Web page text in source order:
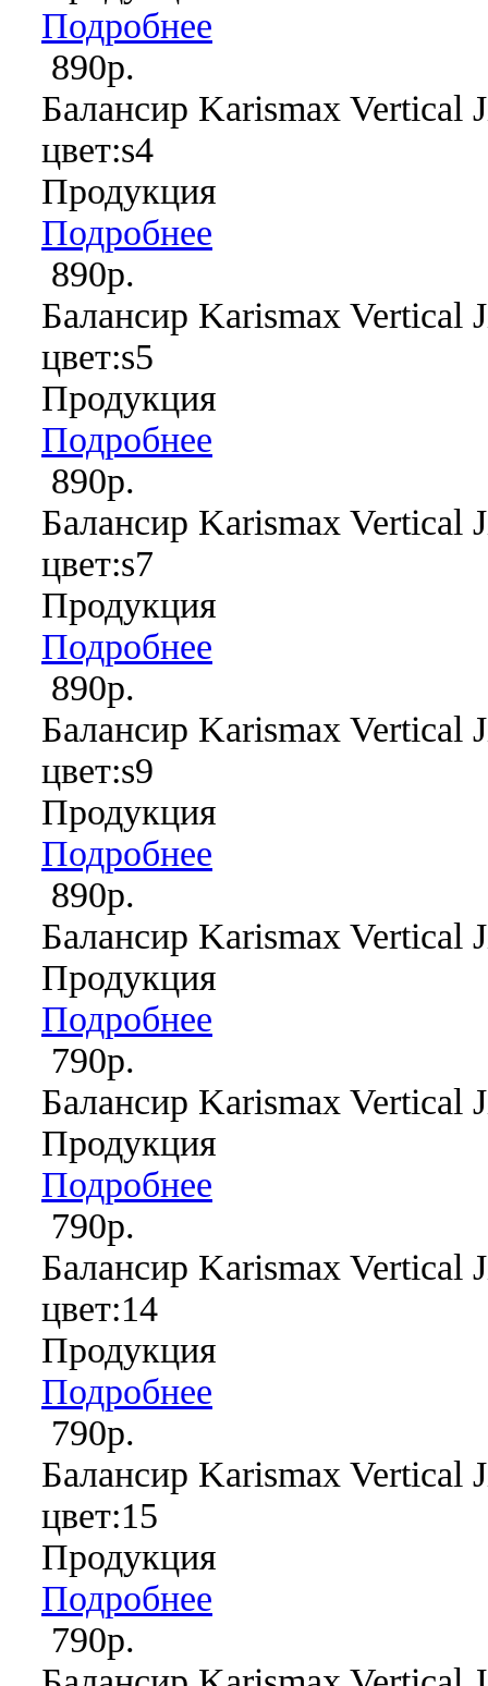
Подробнее
890р.
Балансир Karismax Vertical
цвет:s4
Продукция
Подробнее
890р.
Балансир Karismax Vertical
цвет:s5
Продукция
Подробнее
890р.
Балансир Karismax Vertical
цвет:s7
Продукция
Подробнее
890р.
Балансир Karismax Vertical
цвет:s9
Продукция
Подробнее
890р.
Балансир Karismax Vertical
Продукция
Подробнее
790р.
Балансир Karismax Vertical
Продукция
Подробнее
790р.
Балансир Karismax Vertical
цвет:14
Продукция
Подробнее
790р.
Балансир Karismax Vertical
цвет:15
Продукция
Подробнее
790р.